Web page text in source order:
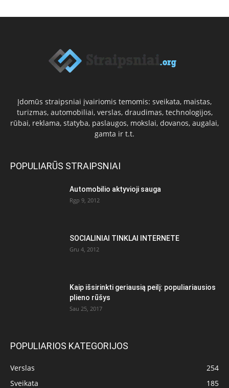
Įdomūs straipsniai įvairiomis temomis: sveikata, maistas,
turizmas, automobiliai, verslas, draudimas, technologijos,
rūbai, reklama, statyba, paslaugos, mokslai, dovanos, augalai,
gamta ir t.t.
POPULIARŪS STRAIPSNIAI
Automobilio aktyvioji sauga
Rgp 9, 2012
SOCIALINIAI TINKLAI INTERNETE
Gru 4, 2012
Kaip išsirinkti geriausią peilį: populiariausios
plieno rūšys
Sau 25, 2017
POPULIARIOS KATEGORIJOS
Verslas
254
Sveikata
185